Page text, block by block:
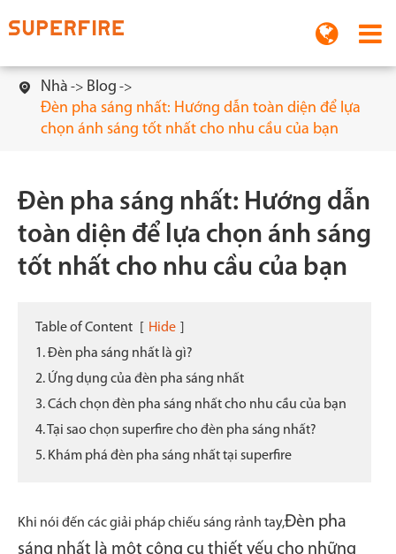
 Nhà
Blog
Đèn pha sáng nhất: Hướng dẫn toàn diện để lựa
chọn ánh sáng tốt nhất cho nhu cầu của bạn
Đèn pha sáng nhất: Hướng dẫn
toàn diện để lựa chọn ánh sáng
tốt nhất cho nhu cầu của bạn
Table of Content Hide
1. Đèn pha sáng nhất là gì?
2. Ứng dụng của đèn pha sáng nhất
3. Cách chọn đèn pha sáng nhất cho nhu cầu của bạn
4. Tại sao chọn superfire cho đèn pha sáng nhất?
5. Khám phá đèn pha sáng nhất tại superfire
Khi nói đến các giải pháp chiếu sáng rảnh tay,Đèn pha
sáng nhất là một công cụ thiết yếu cho những